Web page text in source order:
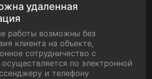
удаленная
работы возможны без
клиента на объекте,
сотрудничество с
по электронной
и телефону